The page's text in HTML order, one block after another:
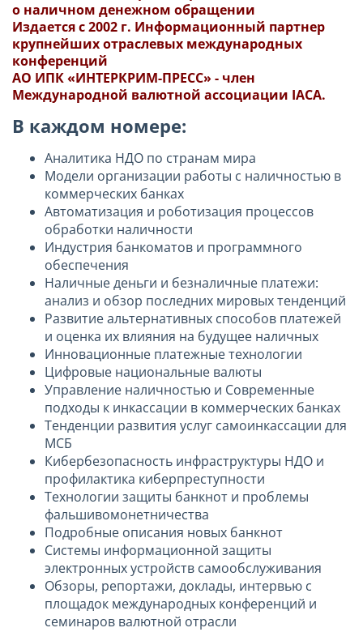
о наличном денежном обращении
Издается с 2002 г. Информационный партнер
крупнейших отраслевых международных
конференций
АО ИПК «ИНТЕРКРИМ-ПРЕСС» - член
Международной валютной ассоциации IACA.
В каждом номере:
Аналитика НДО по странам мира
Модели организации работы с наличностью в
коммерческих банках
Автоматизация и роботизация процессов
обработки наличности
Индустрия банкоматов и программного
обеспечения
Наличные деньги и безналичные платежи:
анализ и обзор последних мировых тенденций
Развитие альтернативных способов платежей
и оценка их влияния на будущее наличных
Инновационные платежные технологии
Цифровые национальные валюты
Управление наличностью и Современные
подходы к инкассации в коммерческих банках
Тенденции развития услуг самоинкассации для
МСБ
Кибербезопасность инфраструктуры НДО и
профилактика киберпреступности
Технологии защиты банкнот и проблемы
фальшивомонетничества
Подробные описания новых банкнот
Системы информационной защиты
электронных устройств самообслуживания
Обзоры, репортажи, доклады, интервью с
площадок международных конференций и
семинаров валютной отрасли